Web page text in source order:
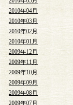
2010年04月
2010年03月
2010年02月
2010年01月
2009年12月
2009年11月
2009年10月
2009年09月
2009年08月
2009年07月